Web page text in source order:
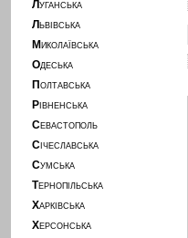
Л УГАНСЬКА
Л ЬВІВСЬКА
М ИКОЛАЇВСЬКА
ОДЕСЬКА
П ОЛТАВСЬКА
Р ІВНЕНСЬКА
СЕВАСТОПОЛЬ
С ІЧЕСЛАВСЬКА
СУМСЬКА
ТЕРНОПІЛЬСЬКА
ХАРКІВСЬКА
ХЕРСОНСЬКА